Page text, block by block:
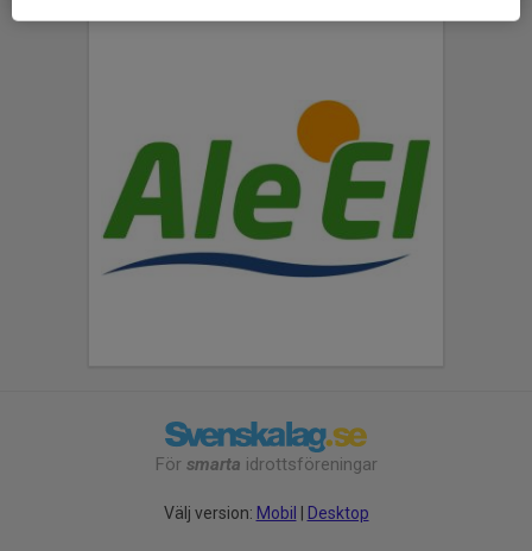
För smarta idrottsföreningar
Välj version: Mobil Desktop